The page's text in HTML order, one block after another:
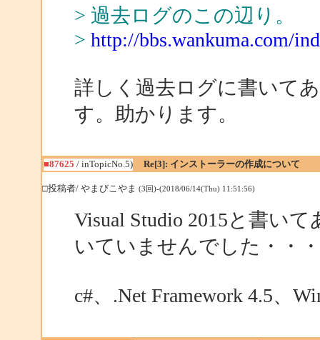
> 過去ログのこの辺り。
> http://bbs.wankuma.com/
詳しく過去ログに書いて
す。助かります。
■87625 / inTopicNo.5) Re[3]: インストーラーの作成について
□投稿者/ やまびこやま (3回)-(2018/06/14(Thu) 11:51:56)
Visual Studio 2015と書い
いていませんでした・・・
c#、.Net Framework 4.5、